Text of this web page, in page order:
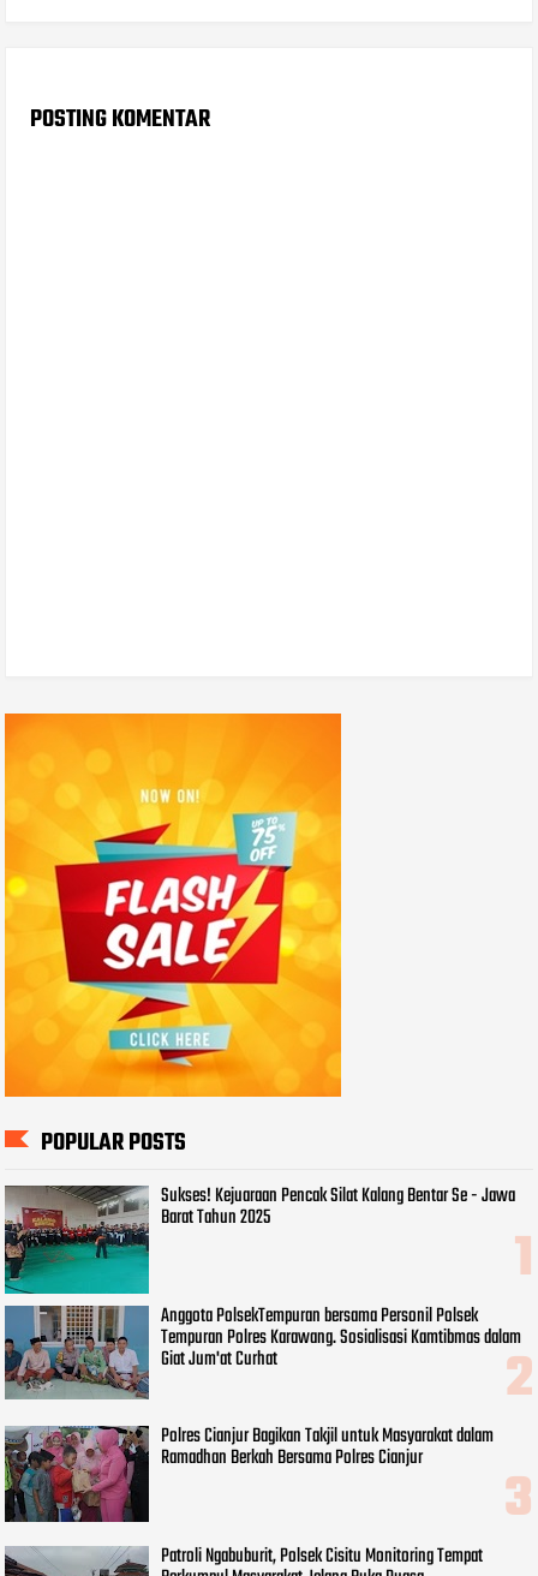
POSTING KOMENTAR
POPULAR POSTS
Sukses! Kejuaraan Pencak Silat Kalang Bentar Se - Jawa
Barat Tahun 2025
Anggota PolsekTempuran bersama Personil Polsek
Tempuran Polres Karawang. Sosialisasi Kamtibmas dalam
Giat Jum'at Curhat
Polres Cianjur Bagikan Takjil untuk Masyarakat dalam
Ramadhan Berkah Bersama Polres Cianjur
Patroli Ngabuburit, Polsek Cisitu Monitoring Tempat